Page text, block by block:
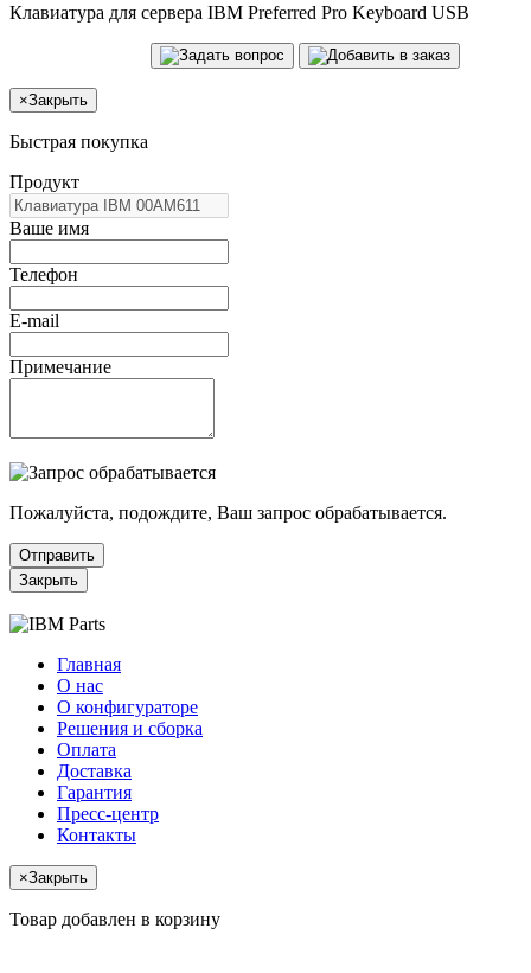
Клавиатура для сервера IBM Preferred Pro Keyboard USB
×Закрыть
Быстрая покупка
Продукт
Ваше имя
Телефон
E-mail
Примечание
Пожалуйста, подождите, Ваш запрос обрабатывается.
Отправить
Закрыть
Главная
О нас
О конфигураторе
Решения и сборка
Оплата
Доставка
Гарантия
Пресс-центр
Контакты
×Закрыть
Товар добавлен в корзину